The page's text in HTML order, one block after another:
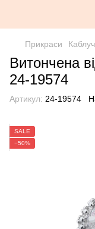
Прикраси
Витончена
24-19574
Артикул: 24-19574
SALE
−50%